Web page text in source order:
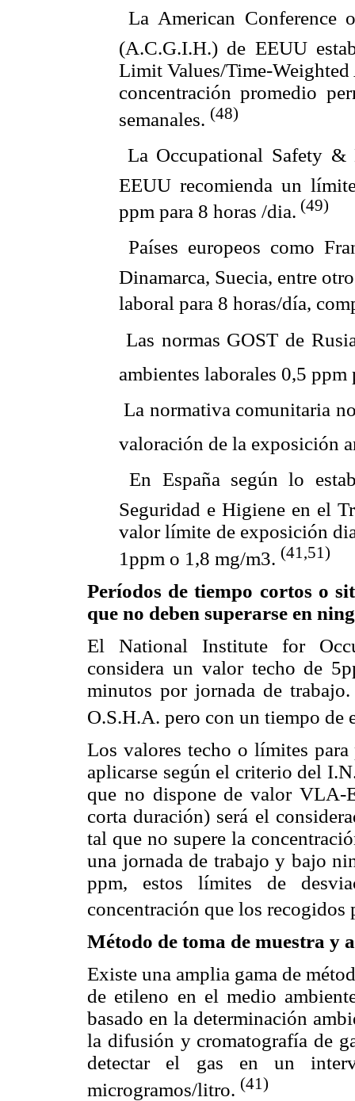
 La American
(A.C.G.I.H.) de EEUU
Limit Values/Time-
concentración promedio
semanales. (48)
 La Occupational Safety
EEUU recomienda un
ppm para 8 horas /dia. (49)
 Países europeos como
Dinamarca, Suecia, entre
laboral para 8 horas/día,
 Las normas GOST de
ambientes laborales 0,5 ppm
 La normativa comunitaria
valoración de la exposición
 En España según lo
Seguridad e Higiene en el
valor límite de exposición
1ppm o 1,8 mg/m3. (41,51)
Períodos de tiempo cortos o
que no deben superarse en
El National Institute for
considera un valor techo de
minutos por jornada de
O.S.H.A. pero con un tiempo
Los valores techo o límites
aplicarse según el criterio del
que no dispone de valor VLA-
corta duración) será el
tal que no supere la
una jornada de trabajo y bajo
ppm, estos límites de
concentración que los
Método de toma de muestra y
Existe una amplia gama de
de etileno en el medio
basado en la determinación
la difusión y cromatografía de
detectar el gas en un
microgramos/litro. (41)